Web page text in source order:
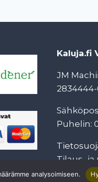
Kaluja.fi
JM
Puhelin:
Tilaus-
analysoimiseen.